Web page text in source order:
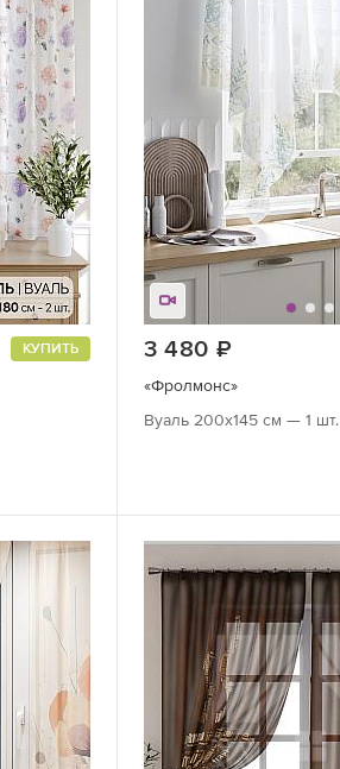
КУПИТЬ 3 480
«Фролмонс»
Вуаль 200х145 см — 1 шт.